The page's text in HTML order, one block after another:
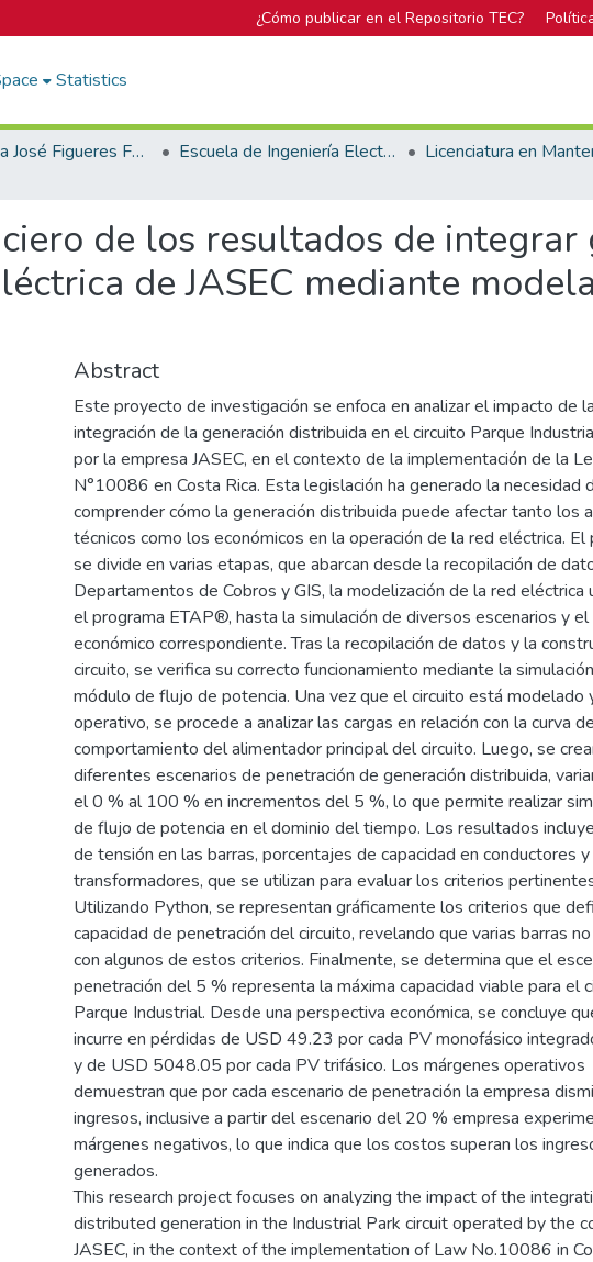
¿Cómo publicar en el Repositorio TEC?
Statistics
Biblioteca José Figueres Ferrer Escuela de Ingeniería Electromecánica
de los resultados de integrar
de JASEC mediante
Abstract
Este proyecto de investigación se enfoca en analizar el impacto de la
integración de la generación distribuida en el circuito Parque
por la empresa JASEC, en el contexto de la implementación de la
N°10086 en Costa Rica. Esta legislación ha generado la necesidad
comprender cómo la generación distribuida puede afectar tanto los
técnicos como los económicos en la operación de la red eléctrica. El
se divide en varias etapas, que abarcan desde la recopilación de
Departamentos de Cobros y GIS, la modelización de la red eléctrica
el programa ETAP®, hasta la simulación de diversos escenarios y el
económico correspondiente. Tras la recopilación de datos y la
circuito, se verifica su correcto funcionamiento mediante la
módulo de flujo de potencia. Una vez que el circuito está modelado
operativo, se procede a analizar las cargas en relación con la curva de
comportamiento del alimentador principal del circuito. Luego, se
diferentes escenarios de penetración de generación distribuida,
el 0 % al 100 % en incrementos del 5 %, lo que permite realizar
de flujo de potencia en el dominio del tiempo. Los resultados
de tensión en las barras, porcentajes de capacidad en conductores y
transformadores, que se utilizan para evaluar los criterios
Utilizando Python, se representan gráficamente los criterios que
capacidad de penetración del circuito, revelando que varias barras
con algunos de estos criterios. Finalmente, se determina que el
penetración del 5 % representa la máxima capacidad viable para el
Parque Industrial. Desde una perspectiva económica, se concluye
incurre en pérdidas de USD 49.23 por cada PV monofásico
y de USD 5048.05 por cada PV trifásico. Los márgenes operativos
demuestran que por cada escenario de penetración la empresa
ingresos, inclusive a partir del escenario del 20 % empresa
márgenes negativos, lo que indica que los costos superan los
generados.
This research project focuses on analyzing the impact of the
distributed generation in the Industrial Park circuit operated by the
JASEC, in the context of the implementation of Law No.10086 in